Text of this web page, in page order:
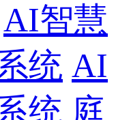
AI智慧
统 AI
统 庭